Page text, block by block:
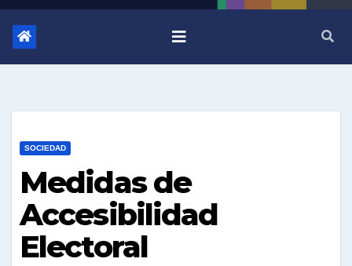
SOCIEDAD
Medidas de
Accesibilidad
Electoral